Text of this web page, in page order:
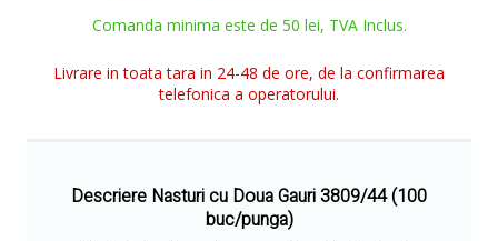
Comanda minima este de 50 lei, TVA Inclus.
Livrare in toata tara in 24-48 de ore, de la confirmarea
telefonica a operatorului.
Descriere Nasturi cu Doua Gauri 3809/44 (100
buc/punga)